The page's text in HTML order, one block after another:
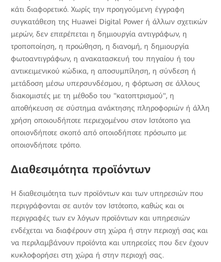
κάτι διαφορετικό. Χωρίς την προηγούμενη έγγραφη
συγκατάθεση της Huawei Digital Power ή άλλων σχετικών
μερών, δεν επιτρέπεται η δημιουργία αντιγράφων, η
τροποποίηση, η προώθηση, η διανομή, η δημιουργία
φωτοαντιγράφων, η ανακατασκευή του πηγαίου ή του
αντικειμενικού κώδικα, η αποσυμπίληση, η σύνδεση ή
μετάδοση μέσω υπερσυνδέσμου, η φόρτωση σε άλλους
διακομιστές με τη μέθοδο του "κατοπτρισμού", η
αποθήκευση σε σύστημα ανάκτησης πληροφοριών ή άλλη
χρήση οποιουδήποτε περιεχομένου στον Ιστότοπο για
οποιονδήποτε σκοπό από οποιοδήποτε πρόσωπο με
οποιονδήποτε τρόπο.
Διαθεσιμότητα προϊόντων
Η διαθεσιμότητα των προϊόντων και των υπηρεσιών που
περιγράφονται σε αυτόν τον Ιστότοπο, καθώς και οι
περιγραφές των εν λόγων προϊόντων και υπηρεσιών
ενδέχεται να διαφέρουν στη χώρα ή στην περιοχή σας και
να περιλαμβάνουν προϊόντα και υπηρεσίες που δεν έχουν
κυκλοφορήσει στη χώρα ή στην περιοχή σας.